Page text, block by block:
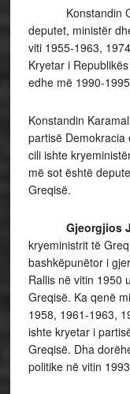
Konstandin G.
deputet, ministër
viti 1955-1963,
Kryetar i
edhe më 1990-
Konstandin
partisë Demokracia
cili ishte
më sot është
Greqisë.
Gjeorgjios
kryeministrit të
bashkëpunëtor i
Rallis në vitin 1950
Greqisë. Ka qenë
1958, 1961-1963,
ishte kryetar i
Greqisë. Dha
politike në vitin